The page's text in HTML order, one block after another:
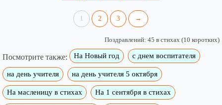
1 2 3 →
Поздравлений: 45 в стихах (10 коротких)
Посмотрите также: На Новый год с днем воспитателя
на день учителя на день учителя 5 октября
На масленицу в стихах На 1 сентября в стихах